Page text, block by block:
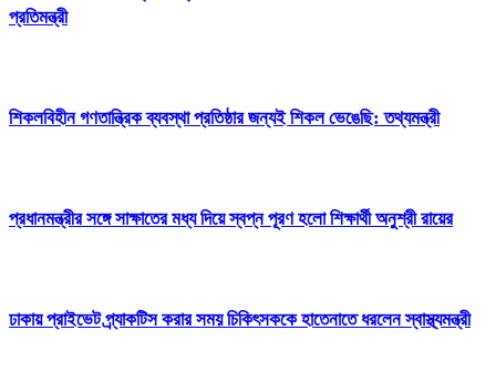
প্রতিমন্ত্রী
শিকলবিহীন গণতান্ত্রিক ব্যবস্থা প্রতিষ্ঠার জন্যই শিকল ভেঙেছি: তথ্যমন্ত্রী
প্রধানমন্ত্রীর সঙ্গে সাক্ষাতের মধ্য দিয়ে স্বপ্ন পূরণ হলো শিক্ষার্থী অনুশ্রী রায়ের
ঢাকায় প্রাইভেট প্র্যাকটিস করার সময় চিকিৎসককে হাতেনাতে ধরলেন স্বাস্থ্যমন্ত্রী